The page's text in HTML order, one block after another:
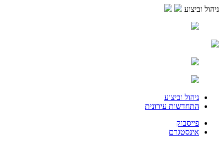
ניהול וביצוע
ניהול וביצוע
התחדשות עירונית
פייסבוק
אינסטגרם